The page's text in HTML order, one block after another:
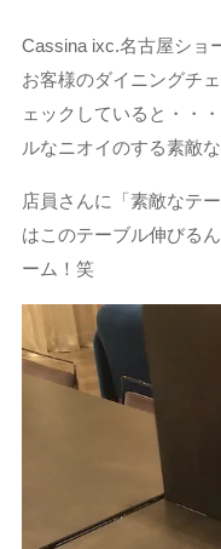
Cassina ixc.名古屋ショ
お客様のダイニングチ
ェックしていると・・
ルなニオイのする素敵
店員さんに「素敵なテ
はこのテーブル伸びる
ーム！笑